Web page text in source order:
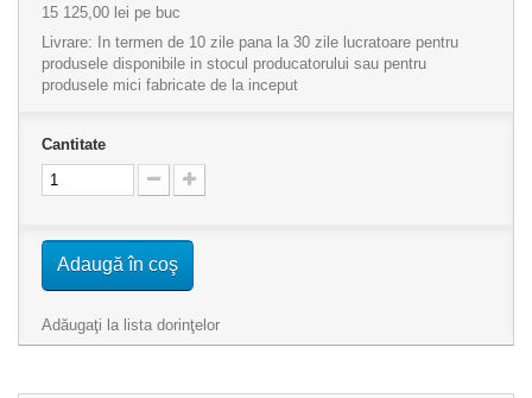
15 125,00 lei pe buc
Livrare: In termen de 10 zile pana la 30 zile lucratoare pentru
produsele disponibile in stocul producatorului sau pentru
produsele mici fabricate de la inceput
Cantitate
Adaugă în coş
Adăugaţi la lista dorinţelor